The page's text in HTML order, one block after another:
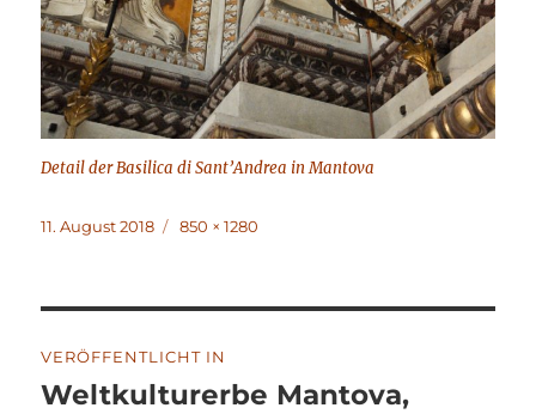
Detail der Basilica di Sant’Andrea in Mantova
Veröffentlicht
11. August 2018
Volle
850 × 1280
VERÖFFENTLICHT IN
Weltkulturerbe Mantova,